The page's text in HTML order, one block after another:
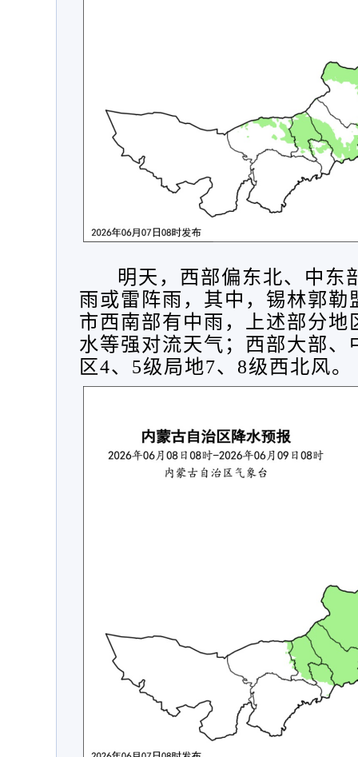
明天， 西部偏东北、中东
雨或雷阵雨，其中，锡林郭
市西南部有中雨，上述部分
水等强对流天气；西部大部、
区4、5级局地7、8级西北风。